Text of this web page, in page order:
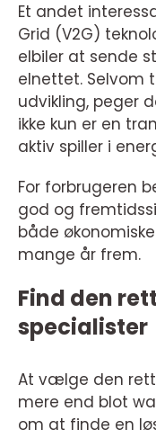
Et andet
Grid (V2G)
elbiler at sende
elnettet. Selvom
udvikling, peger
ikke kun er en
aktiv spiller i
For forbrugeren
god og
både
mange år frem.
Find den
specialister
At vælge den
mere end blot
om at finde en